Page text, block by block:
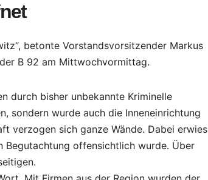
betonte Vorstandsvorsitzender Markus
B 92 am Mittwochvormittag.
durch bisher unbekannte Kriminelle
sondern wurde auch die Inneneinrichtung
verzogen sich ganze Wände. Dabei erwies
Begutachtung offensichtlich wurde. Über